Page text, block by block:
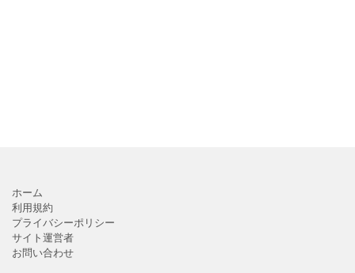
ホーム
利用規約
プライバシーポリシー
サイト運営者
お問い合わせ